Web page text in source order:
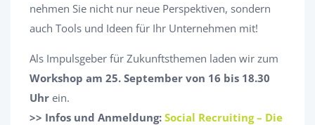
nehmen Sie nicht nur neue Perspektiven, sondern
auch Tools und Ideen für Ihr Unternehmen mit!
Als Impulsgeber für Zukunftsthemen laden wir zum
Workshop am 25. September von 16 bis 18.30
Uhr ein.
>> Infos und Anmeldung: Social Recruiting – Die